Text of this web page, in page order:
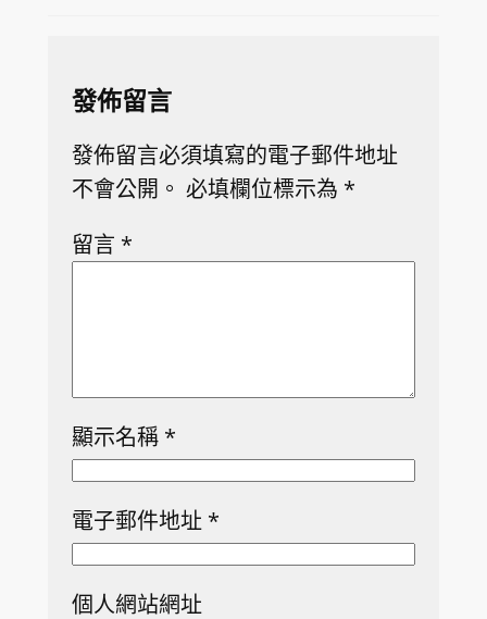
發佈留言
發佈留言必須填寫的電子郵件地址
不會公開。 必填欄位標示為 *
留言 *
顯示名稱 *
電子郵件地址 *
個人網站網址